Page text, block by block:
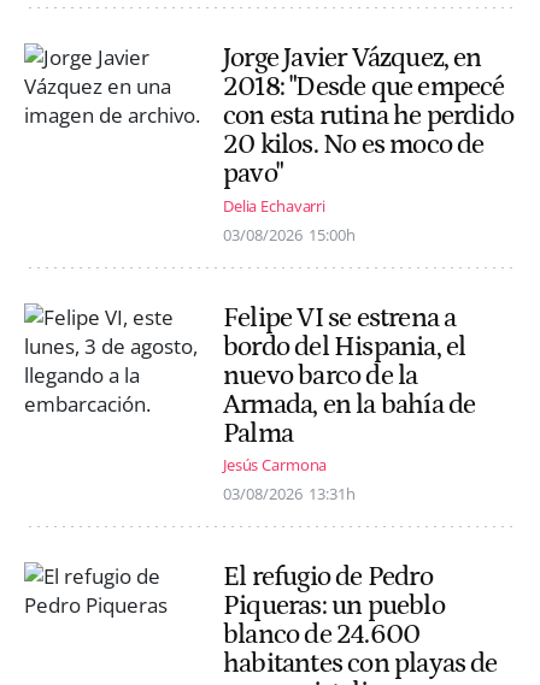
Jorge Javier Vázquez, en
2018: "Desde que empecé
con esta rutina he perdido
20 kilos. No es moco de
pavo"
Delia Echavarri
03/08/2026 15:00h
Felipe VI se estrena a
bordo del Hispania, el
nuevo barco de la
Armada, en la bahía de
Palma
Jesús Carmona
03/08/2026 13:31h
El refugio de Pedro
Piqueras: un pueblo
blanco de 24.600
habitantes con playas de